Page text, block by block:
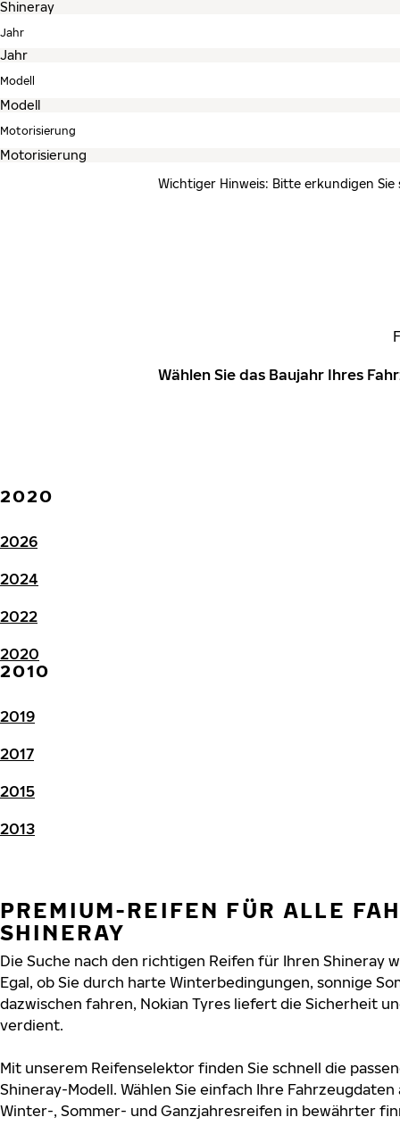
Jahr
Modell
Motorisierung
Wichtiger Hinweis: Bitte erkundigen
Wählen Sie das Baujahr Ihres
2020
2026
2024
2022
2020
2010
2019
2017
2015
2013
PREMIUM-REIFEN FÜR ALLE
SHINERAY
Die Suche nach den richtigen Reifen für Ihren Shineray
Egal, ob Sie durch harte Winterbedingungen, sonnige
dazwischen fahren, Nokian Tyres liefert die Sicherheit
verdient.
Mit unserem Reifenselektor finden Sie schnell die
Shineray-Modell. Wählen Sie einfach Ihre
Winter-, Sommer- und Ganzjahresreifen in bewährter